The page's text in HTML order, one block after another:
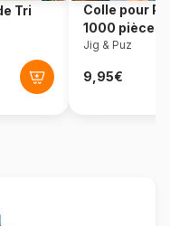
x 70 cm
triangulaire
Tri
Colle pour
1000 pièces
Jig & Puz